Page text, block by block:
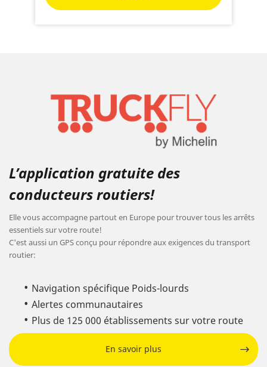
L’application gratuite des
conducteurs routiers!
Elle vous accompagne partout en Europe pour trouver tous les arrêts
essentiels sur votre route!
C'est aussi un GPS conçu pour répondre aux exigences du transport
routier:
Navigation spécifique Poids-lourds
Alertes communautaires
Plus de 125 000 établissements sur votre route
En savoir plus